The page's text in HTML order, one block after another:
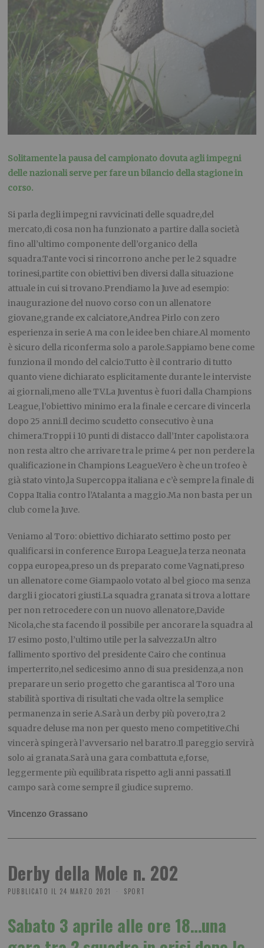
Solitamente la pausa del campionato dovuta agli impegni
delle nazionali serve per fare un bilancio della stagione in
corso.
Si parla degli impegni ravvicinati delle squadre,del
mercato,di cosa non ha funzionato a partire dalla società
fino all’ultimo componente dell’organico della
squadra.Tante voci si rincorrono anche per le 2 squadre
torinesi,partite con obiettivi ben diversi dalla situazione
attuale in cui si trovano.Prendiamo la Juve ad esempio:
inaugurazione del nuovo corso con un allenatore
giovane,grande ex calciatore,Andrea Pirlo con zero
esperienza in serie A ma con le idee ben chiare.Al momento
è sicuro della riconferma solo a parole.Sappiamo bene come
funziona il mondo del calcio.Tutto è il contrario di tutto
quanto viene dichiarato esplicitamente durante le interviste
ai giornali,meno alle TV.La Juventus è fuori dalla Champions
League, l’obiettivo minimo era la finale e cercare di vincerla
dopo 25 anni.Il decimo scudetto consecutivo è una
chimera.Troppi i 10 punti di distacco dall’Inter capolista:ora
non resta altro che arrivare tra le prime 4 per non perdere la
qualificazione in Champions League.Vero è che un trofeo è
già stato vinto,la Supercoppa italiana e c’è sempre la finale di
Coppa Italia contro l’Atalanta a maggio.Ma non basta per un
club come la Juve.
Veniamo al Toro: obiettivo dichiarato settimo posto per
qualificarsi in conference Europa League,la terza neonata
coppa europea,preso un ds preparato come Vagnati,preso
un allenatore come Giampaolo votato al bel gioco ma senza
dargli i giocatori giusti.La squadra granata si trova a lottare
per non retrocedere con un nuovo allenatore,Davide
Nicola,che sta facendo il possibile per ancorare la squadra al
17 esimo posto, l’ultimo utile per la salvezza.Un altro
fallimento sportivo del presidente Cairo che continua
imperterrito,nel sedicesimo anno di sua presidenza,a non
preparare un serio progetto che garantisca al Toro una
stabilità sportiva di risultati che vada oltre la semplice
permanenza in serie A.Sarà un derby più povero,tra 2
squadre deluse ma non per questo meno competitive.Chi
vincerà spingerà l’avversario nel baratro.Il pareggio servirà
solo ai granata.Sarà una gara combattuta e,forse,
leggermente più equilibrata rispetto agli anni passati.Il
campo sarà come sempre il giudice supremo.
Vincenzo Grassano
Derby della Mole n. 202
PUBBLICATO IL 24 MARZO 2021 SPORT
Sabato 3 aprile alle ore 18…una